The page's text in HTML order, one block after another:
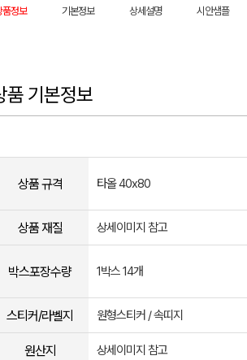
품정보 기본정보 상세설명 시안샘플
품 기본정보
상품 규격 타올 40x80
상품 재질 상세이미지 참고
박스포장수량 1박스 14개
스티커/라벨지 원형스티커 / 속띠지
원산지 상세이미지 참고